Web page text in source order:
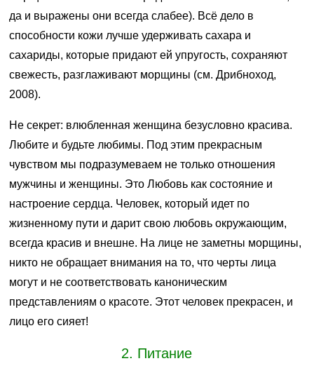
да и выражены они всегда слабее). Всё дело в
способности кожи лучше удерживать сахара и
сахариды, которые придают ей упругость, сохраняют
свежесть, разглаживают морщины (см. Дрибноход,
2008).
Не секрет: влюбленная женщина безусловно красива.
Любите и будьте любимы. Под этим прекрасным
чувством мы подразумеваем не только отношения
мужчины и женщины. Это Любовь как состояние и
настроение сердца. Человек, который идет по
жизненному пути и дарит свою любовь окружающим,
всегда красив и внешне. На лице не заметны морщины,
никто не обращает внимания на то, что черты лица
могут и не соответствовать каноническим
представлениям о красоте. Этот человек прекрасен, и
лицо его сияет!
2. Питание